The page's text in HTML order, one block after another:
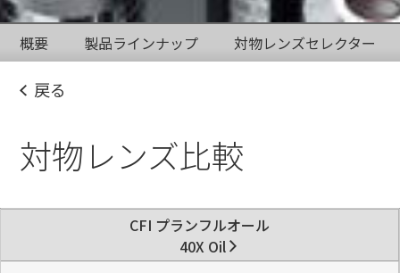
概要 製品ラインナップ 対物レンズセレクター
戻る
対物レンズ比較
CFI プランフルオール
40X Oil